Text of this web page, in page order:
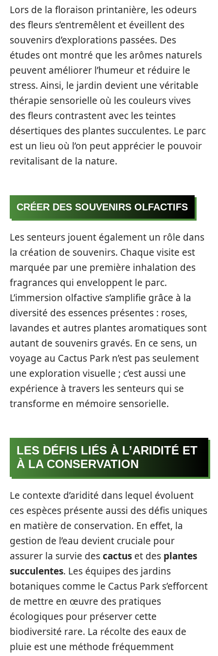
Lors de la floraison printanière, les odeurs
des fleurs s’entremêlent et éveillent des
souvenirs d’explorations passées. Des
études ont montré que les arômes naturels
peuvent améliorer l’humeur et réduire le
stress. Ainsi, le jardin devient une véritable
thérapie sensorielle où les couleurs vives
des fleurs contrastent avec les teintes
désertiques des plantes succulentes. Le parc
est un lieu où l’on peut apprécier le pouvoir
revitalisant de la nature.
CRÉER DES SOUVENIRS OLFACTIFS
Les senteurs jouent également un rôle dans
la création de souvenirs. Chaque visite est
marquée par une première inhalation des
fragrances qui enveloppent le parc.
L’immersion olfactive s’amplifie grâce à la
diversité des essences présentes : roses,
lavandes et autres plantes aromatiques sont
autant de souvenirs gravés. En ce sens, un
voyage au Cactus Park n’est pas seulement
une exploration visuelle ; c’est aussi une
expérience à travers les senteurs qui se
transforme en mémoire sensorielle.
LES DÉFIS LIÉS À L’ARIDITÉ ET
À LA CONSERVATION
Le contexte d’aridité dans lequel évoluent
ces espèces présente aussi des défis uniques
en matière de conservation. En effet, la
gestion de l’eau devient cruciale pour
assurer la survie descactus et des plantes
succulentes. Les équipes des jardins
botaniques comme le Cactus Park s’efforcent
de mettre en œuvre des pratiques
écologiques pour préserver cette
biodiversité rare. La récolte des eaux de
pluie est une méthode fréquemment